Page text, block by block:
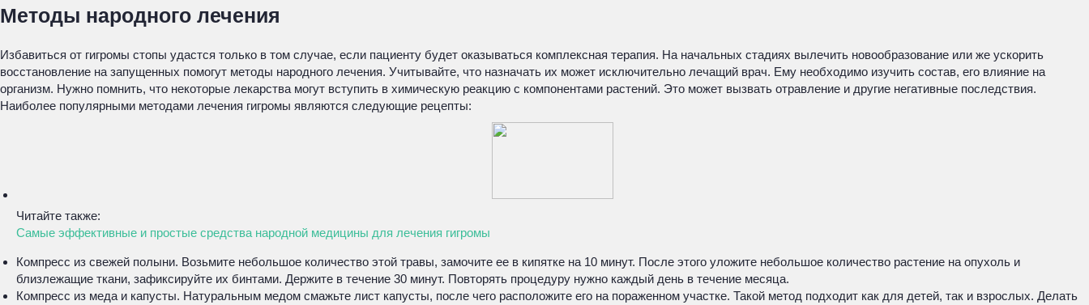
Методы народного лечения
Избавиться от гигромы стопы удастся только в том случае, если пациенту будет оказываться комплексная терапия. На начальных стадиях вылечить новообразование или же ускорить
восстановление на запущенных помогут методы народного лечения. Учитывайте, что назначать их может исключительно лечащий врач. Ему необходимо изучить состав, его влияние на
организм. Нужно помнить, что некоторые лекарства могут вступить в химическую реакцию с компонентами растений. Это может вызвать отравление и другие негативные последствия.
Наиболее популярными методами лечения гигромы являются следующие рецепты:
Читайте также:
Самые эффективные и простые средства народной медицины для лечения гигромы
Компресс из свежей полыни. Возьмите небольшое количество этой травы, замочите ее в кипятке на 10 минут. После этого уложите небольшое количество растение на опухоль и
близлежащие ткани, зафиксируйте их бинтами. Держите в течение 30 минут. Повторять процедуру нужно каждый день в течение месяца.
Компресс из меда и капусты. Натуральным медом смажьте лист капусты, после чего расположите его на пораженном участке. Такой метод подходит как для детей, так и взрослых. Делать